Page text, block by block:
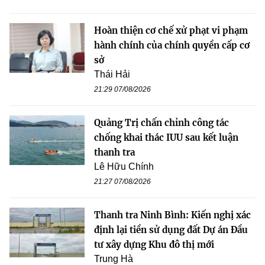
Hoàn thiện cơ chế xử phạt vi phạm
hành chính của chính quyền cấp cơ
sở
Thái Hải
21:29 07/08/2026
Quảng Trị chấn chỉnh công tác
chống khai thác IUU sau kết luận
thanh tra
Lê Hữu Chính
21:27 07/08/2026
Thanh tra Ninh Bình: Kiến nghị xác
định lại tiền sử dụng đất Dự án Đầu
tư xây dựng Khu đô thị mới
Trung Hà